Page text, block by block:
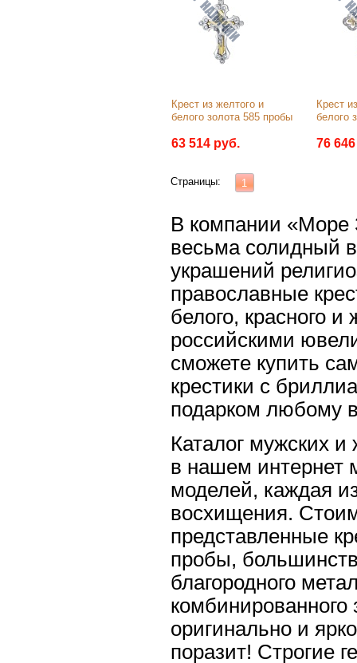
Крест из желтого и
белого золота 585 пробы
63 514 руб.
Крест
белого
76
Страницы: 1
В компании «Море
весьма солидный
украшений
православные
белого, красного
российскими
сможете купить
крестики с
подарком любому
Каталог мужских и
в нашем интернет
моделей, каждая
восхищения.
представленные
пробы,
благородного
оригинально и
поразит! Строгие